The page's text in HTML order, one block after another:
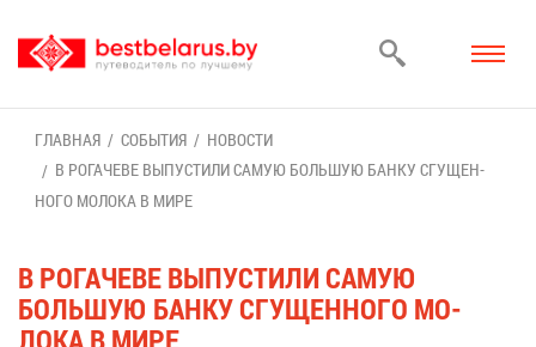
ГЛАВ­НАЯ СО­БЫ­ТИЯ
НО­ВО­СТИ
В РО­ГА­ЧЕ­ВЕ ВЫ­ПУ­СТИ­ЛИ СА­МУЮ БОЛЬ­ШУЮ БАН­КУ СГУ­ЩЕН­
НО­ГО МО­ЛО­КА В МИ­РЕ
В РО­ГА­ЧЕ­ВЕ ВЫ­ПУ­СТИ­ЛИ СА­МУЮ
БОЛЬ­ШУЮ БАН­КУ СГУ­ЩЕН­НО­ГО МО­
ЛО­КА В МИ­РЕ